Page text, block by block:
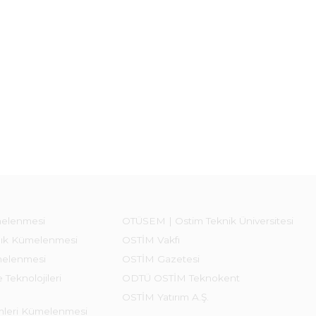
Kümelenmesi
Teknolojileri
Kümelenmesi
OTÜSEM | Ostim Teknik Üniversitesi
OSTİM Vakfı
OSTİM Gazetesi
ODTÜ OSTİM Teknokent
OSTİM Yatırım A.Ş.